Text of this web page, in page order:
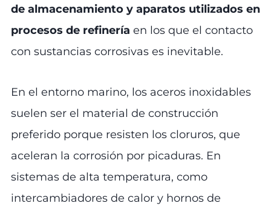
de almacenamiento y aparatos utilizados en
procesos de refinería en los que el contacto
con sustancias corrosivas es inevitable.
En el entorno marino, los aceros inoxidables
suelen ser el material de construcción
preferido porque resisten los cloruros, que
aceleran la corrosión por picaduras. En
sistemas de alta temperatura, como
intercambiadores de calor y hornos de